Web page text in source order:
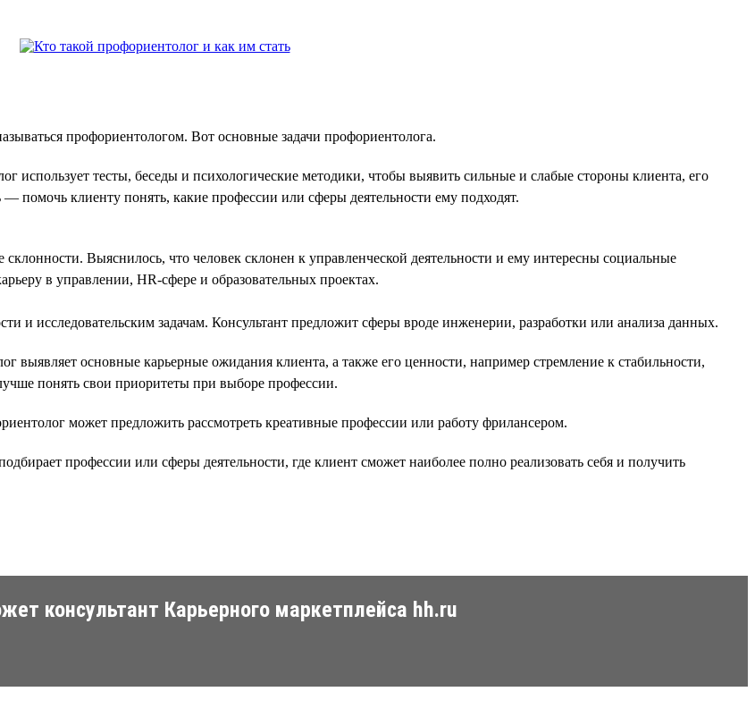
профориентологом. Вот основные задачи профориентолога.
использует тесты, беседы и психологические методики, чтобы выявить сильные и слабые стороны клиента, его
помочь клиенту понять, какие профессии или сферы деятельности ему подходят.
Выяснилось, что человек склонен к управленческой деятельности и ему интересны социальные
в управлении, HR-сфере и образовательных проектах.
и исследовательским задачам. Консультант предложит сферы вроде инженерии, разработки или анализа данных.
выявляет основные карьерные ожидания клиента, а также его ценности, например стремление к стабильности,
понять свои приоритеты при выборе профессии.
может предложить рассмотреть креативные профессии или работу фрилансером.
профессии или сферы деятельности, где клиент сможет наиболее полно реализовать себя и получить
консультант Карьерного маркетплейса hh.ru